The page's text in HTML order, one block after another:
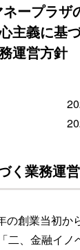
ープラザ
主義に基
運営方針
く業務運
の創業当初か
、金融イノ